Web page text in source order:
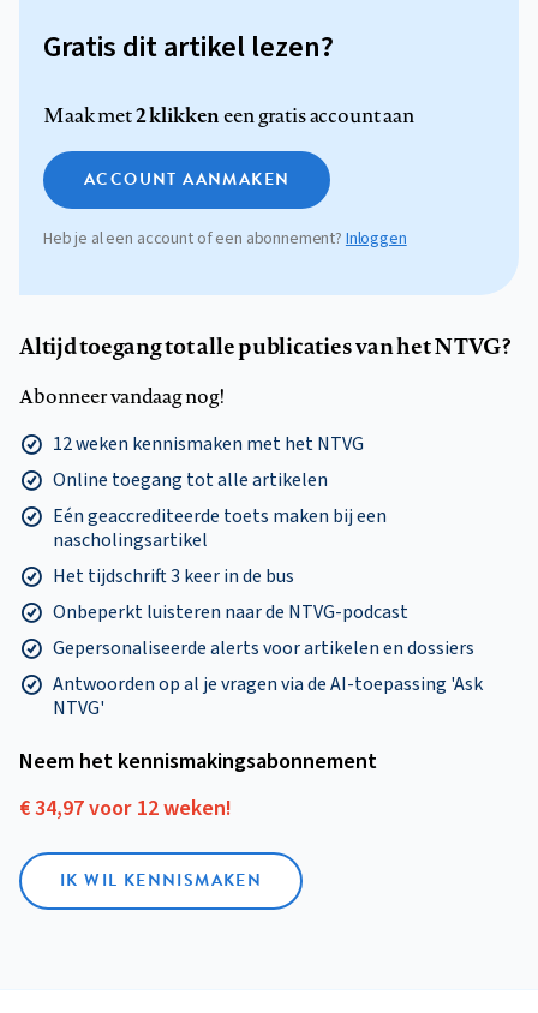
Gratis dit artikel lezen?
Maak met2 klikkeneen gratis account aan
ACCOUNT AANMAKEN
Heb je al een account of een abonnement? Inloggen
Altijd toegang tot alle publicaties van het NTVG?
Abonneer vandaag nog!
12 weken kennismaken met het NTVG
Online toegang tot alle artikelen
Eén geaccrediteerde toets maken bij een
nascholingsartikel
Het tijdschrift 3 keer in de bus
Onbeperkt luisteren naar de NTVG-podcast
Gepersonaliseerde alerts voor artikelen en dossiers
Antwoorden op al je vragen via de AI-toepassing 'Ask
NTVG'
Neem het kennismakings­abonnement
€ 34,97 voor 12 weken!
IK WIL KENNISMAKEN